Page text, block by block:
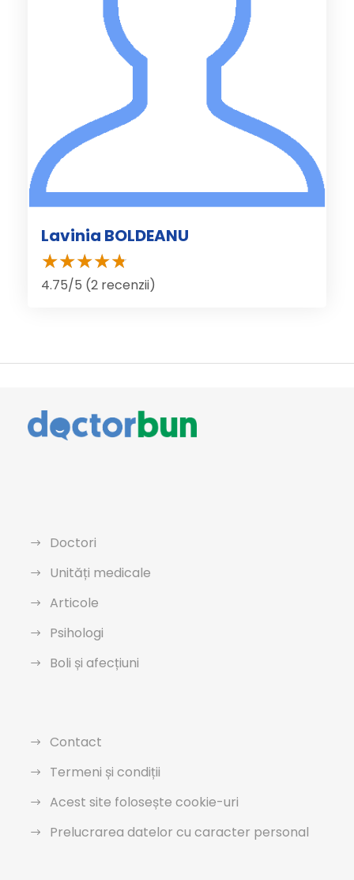
Lavinia BOLDEANU
4.75/5 (2 recenzii)
Doctori
Unități medicale
Articole
Psihologi
Boli și afecțiuni
Contact
Termeni și condiții
Acest site folosește cookie-uri
Prelucrarea datelor cu caracter personal